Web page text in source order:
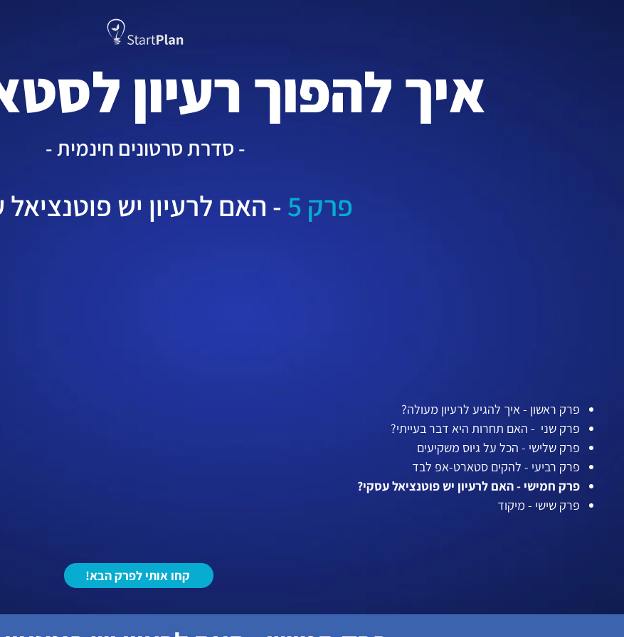
איך להפוך רעיון
- סדרת סרטונים חינמית -
פרק 5 - האם לרעיון יש
!קחו אותי לפרק הבא
פרק ראשון - איך להגיע לרעיון מעולה?
פרק שני - האם תחרות היא דבר בעייתי?
פרק שלישי - הכל על גיוס משקיעים
פרק רביעי - להקים סטארט-אפ לבד
פרק חמישי - האם לרעיון יש פוטנציאל עסקי?
פרק שישי - מיקוד